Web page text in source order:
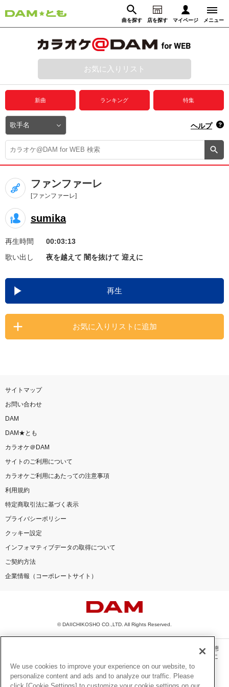
曲を探す 店を探す マイページ メニュー
動画からさがす 録音からさがす
ログイン
プレミアムサービス
DAM★とも動画
DAM★とも録音
カラオケ＠DAM
ユーザー検索
キャンペーン
お知らせ よくあるご質問
DAMの新曲・ランキングなど
カラオケ最新情報をチェック！
お気に入りリスト
新曲 ランキング 特集
ヘルプ
ファンファーレ
[ファンファーレ]
sumika
再生時間
00:03:13
歌い出し
夜を越えて 闇を抜けて 迎えに
再生
お気に入りリストに追加
サイトマップ
お問い合わせ
DAM
DAM★とも
カラオケ＠DAM
サイトのご利用について
カラオケご利用にあたっての注意事項
利用規約
特定商取引法に基づく表示
プライバシーポリシー
クッキー設定
インフォマティブデータの取得について
ご契約方法
企業情報（コーポレートサイト）
© DAIICHIKOSHO CO.,LTD. All Rights Reserved.
このサイトに掲載されている一切の文章・画像・写真・動画・音声等を、手段や形態
を問わず、著作権法の定める範囲を超えて無断で複製、転載、ファイル化などするこ
とを禁じます。
楽曲及びコンテンツは、機種によりご利用いただけない場合があります。
We use cookies to improve your experience on our website, to
personalize content and ads and to analyze our traffic. Please